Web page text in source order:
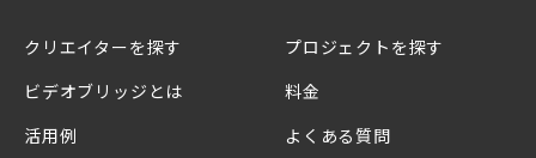
クリエイターを探す
プロジェクトを探す
ビデオブリッジとは
料金
活用例
よくある質問